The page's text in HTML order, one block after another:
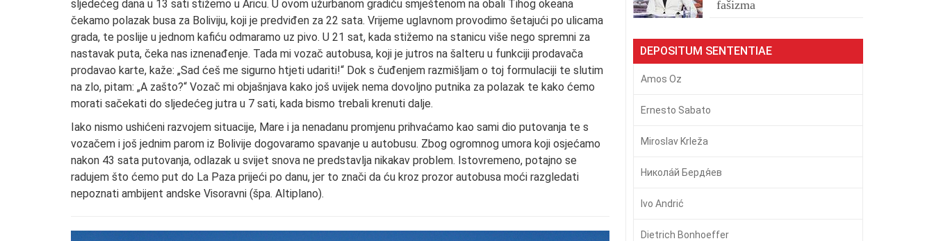
sljedećeg dana u 13 sati stižemo u Aricu. U ovom užurbanom gradiću smještenom na obali Tihog okeana
čekamo polazak busa za Boliviju, koji je predviđen za 22 sata. Vrijeme uglavnom provodimo šetajući po ulicama
grada, te poslije u jednom kafiću odmaramo uz pivo. U 21 sat, kada stižemo na stanicu više nego spremni za
nastavak puta, čeka nas iznenađenje. Tada mi vozač autobusa, koji je jutros na šalteru u funkciji prodavača
prodavao karte, kaže: „Sad ćeš me sigurno htjeti udariti!“ Dok s čuđenjem razmišljam o toj formulaciji te slutim
na zlo, pitam: „A zašto?“ Vozač mi objašnjava kako još uvijek nema dovoljno putnika za polazak te kako ćemo
morati sačekati do sljedećeg jutra u 7 sati, kada bismo trebali krenuti dalje.
Iako nismo ushićeni razvojem situacije, Mare i ja nenadanu promjenu prihvaćamo kao sami dio putovanja te s
vozačem i još jednim parom iz Bolivije dogovaramo spavanje u autobusu. Zbog ogromnog umora koji osjećamo
nakon 43 sata putovanja, odlazak u svijet snova ne predstavlja nikakav problem. Istovremeno, potajno se
radujem što ćemo put do La Paza prijeći po danu, jer to znači da ću kroz prozor autobusa moći razgledati
nepoznati ambijent andske Visoravni (špa. Altiplano).
fašizma
DEPOSITUM SENTENTIAE
Amos Oz
Ernesto Sabato
Miroslav Krleža
Никола́й Бердя́ев
Ivo Andrić
Dietrich Bonhoeffer